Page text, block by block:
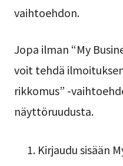
vaihtoehdon.
Jopa ilman “My
voit tehdä
rikkomus” -
näyttöruudusta.
Kirjaudu sisään